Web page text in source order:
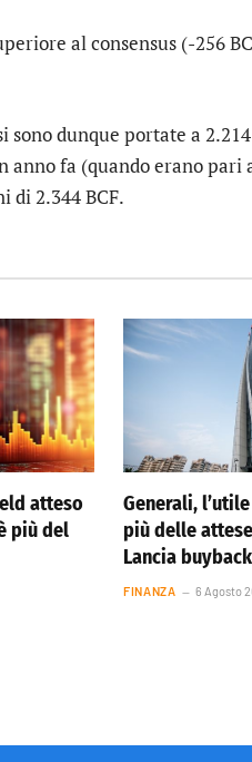
al consensus (-256
sono dunque portate a
anno fa (quando erano
di 2.344 BCF.
atteso
più del
Generali,
più delle
Lancia
FINANZA 6 Agosto